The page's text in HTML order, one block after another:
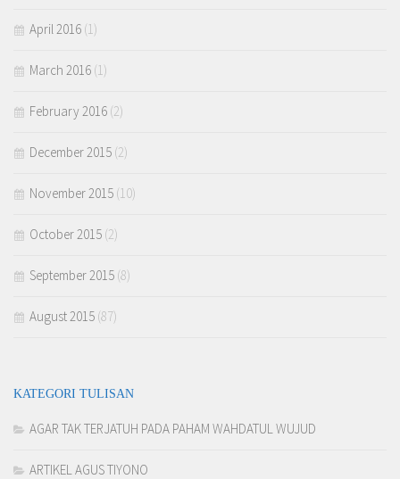
April 2016 (1)
March 2016 (1)
February 2016 (2)
December 2015 (2)
November 2015 (10)
October 2015 (2)
September 2015 (8)
August 2015 (87)
KATEGORI TULISAN
AGAR TAK TERJATUH PADA PAHAM WAHDATUL WUJUD
ARTIKEL AGUS TIYONO